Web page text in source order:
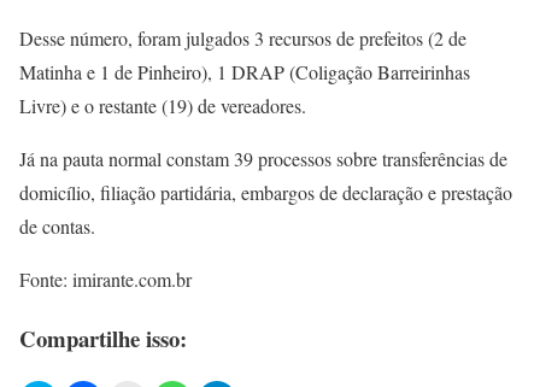
Desse número, foram julgados 3 recursos de prefeitos (2 de
Matinha e 1 de Pinheiro), 1 DRAP (Coligação Barreirinhas
Livre) e o restante (19) de vereadores.
Já na pauta normal constam 39 processos sobre transferências de
domicílio, filiação partidária, embargos de declaração e prestação
de contas.
Fonte: imirante.com.br
Compartilhe isso: